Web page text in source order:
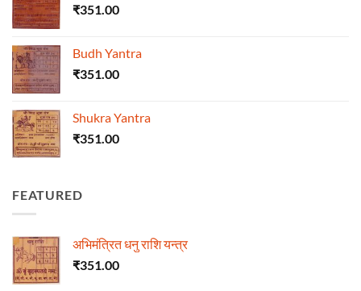
₹351.00
Budh Yantra
₹351.00
Shukra Yantra
₹351.00
FEATURED
अभिमंत्रित धनु राशि यन्त्र
₹351.00